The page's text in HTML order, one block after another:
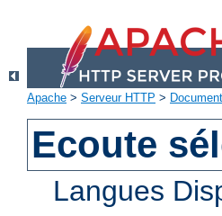
Apache > Serveur HTTP >
Ecoute
Langues